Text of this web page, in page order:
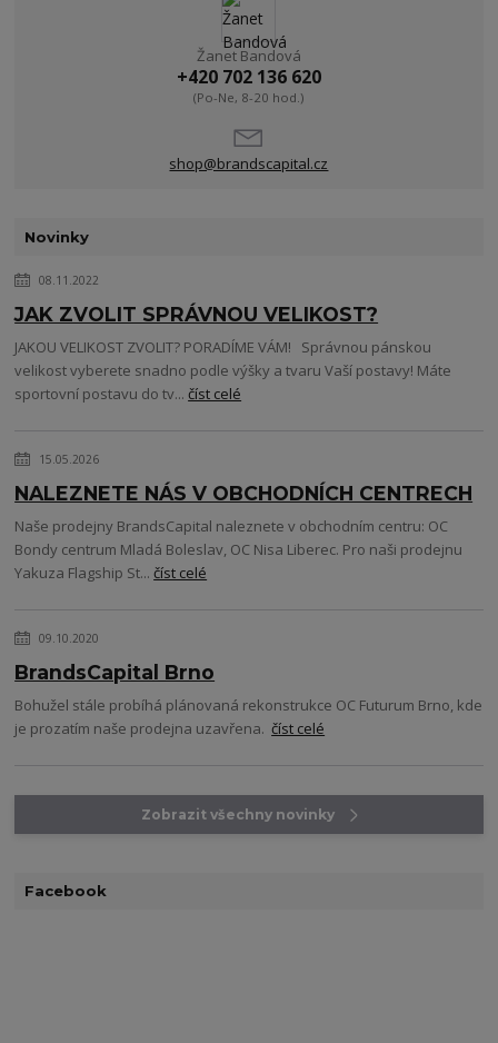
Žanet Bandová
+420 702 136 620
(Po-Ne, 8-20 hod.)
shop@brandscapital.cz
Novinky
08.11.2022
JAK ZVOLIT SPRÁVNOU VELIKOST?
JAKOU VELIKOST ZVOLIT? PORADÍME VÁM! Správnou pánskou
velikost vyberete snadno podle výšky a tvaru Vaší postavy! Máte
sportovní postavu do tv...číst celé
15.05.2026
NALEZNETE NÁS V OBCHODNÍCH CENTRECH
Naše prodejny BrandsCapital naleznete v obchodním centru: OC
Bondy centrum Mladá Boleslav, OC Nisa Liberec. Pro naši prodejnu
Yakuza Flagship St...číst celé
09.10.2020
BrandsCapital Brno
Bohužel stále probíhá plánovaná rekonstrukce OC Futurum Brno, kde
je prozatím naše prodejna uzavřena.číst celé
Zobrazit všechny novinky
Facebook